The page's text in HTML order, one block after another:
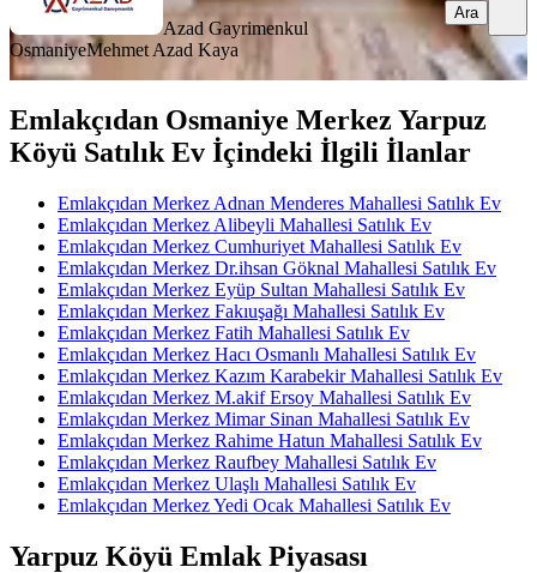
Azad Gayrimenkul
OsmaniyeMehmet Azad Kaya
Ara
Emlakçıdan Osmaniye Merkez Yarpuz
Köyü Satılık Ev İçindeki İlgili İlanlar
Emlakçıdan Merkez Adnan Menderes Mahallesi Satılık Ev
Emlakçıdan Merkez Alibeyli Mahallesi Satılık Ev
Emlakçıdan Merkez Cumhuriyet Mahallesi Satılık Ev
Emlakçıdan Merkez Dr.ihsan Göknal Mahallesi Satılık Ev
Emlakçıdan Merkez Eyüp Sultan Mahallesi Satılık Ev
Emlakçıdan Merkez Fakıuşağı Mahallesi Satılık Ev
Emlakçıdan Merkez Fatih Mahallesi Satılık Ev
Emlakçıdan Merkez Hacı Osmanlı Mahallesi Satılık Ev
Emlakçıdan Merkez Kazım Karabekir Mahallesi Satılık Ev
Emlakçıdan Merkez M.akif Ersoy Mahallesi Satılık Ev
Emlakçıdan Merkez Mimar Sinan Mahallesi Satılık Ev
Emlakçıdan Merkez Rahime Hatun Mahallesi Satılık Ev
Emlakçıdan Merkez Raufbey Mahallesi Satılık Ev
Emlakçıdan Merkez Ulaşlı Mahallesi Satılık Ev
Emlakçıdan Merkez Yedi Ocak Mahallesi Satılık Ev
Yarpuz Köyü Emlak Piyasası